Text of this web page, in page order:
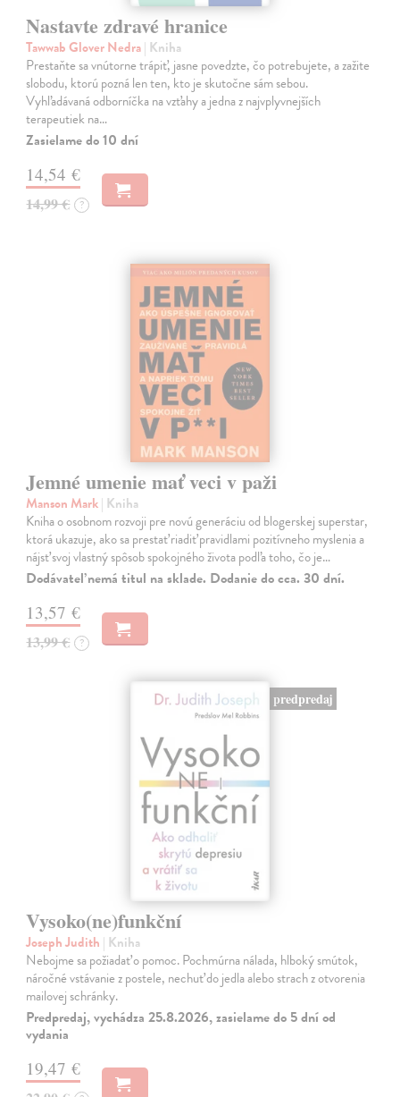
Nastavte zdravé hranice
Tawwab Glover Nedra| Kniha
Prestaňte sa vnútorne trápiť, jasne povedzte, čo potrebujete, a zažite
slobodu, ktorú pozná len ten, kto je skutočne sám sebou.
Vyhľadávaná odborníčka na vzťahy a jedna z najvplyvnejších
terapeutiek na…
Zasielame do 10 dní
14,54 €
14,99 € ?
Jemné umenie mať veci v paži
Manson Mark| Kniha
Kniha o osobnom rozvoji pre novú generáciu od blogerskej superstar,
ktorá ukazuje, ako sa prestať riadiť pravidlami pozitívneho myslenia a
nájsť svoj vlastný spôsob spokojného života podľa toho, čo je…
Dodávateľ nemá titul na sklade. Dodanie do cca. 30 dní.
13,57 €
13,99 € ?
predpredaj
Vysoko(ne)funkční
Joseph Judith | Kniha
Nebojme sa požiadať o pomoc. Pochmúrna nálada, hlboký smútok,
náročné vstávanie z postele, nechuť do jedla alebo strach z otvorenia
mailovej schránky.
Predpredaj, vychádza 25.8.2026, zasielame do 5 dní od
vydania
19,47 €